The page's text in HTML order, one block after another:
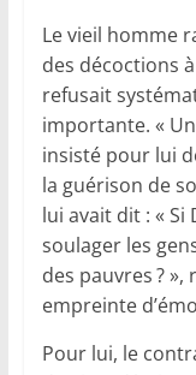
Le vieil homme
des décoctions
refusait
importante. «
insisté pour lui
la guérison de
lui avait dit : « Si
soulager les
des pauvres ?
empreinte
Pour lui, le